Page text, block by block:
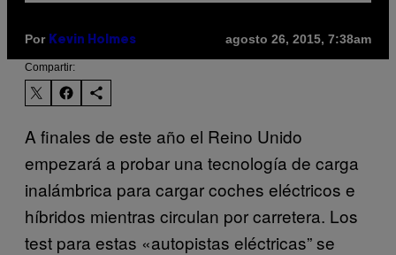
Por Kevin Holmes agosto 26, 2015, 7:38am
Compartir:
A finales de este año el Reino Unido
empezará a probar una tecnología de carga
inalámbrica para cargar coches eléctricos e
híbridos mientras circulan por carretera. Los
test para estas «autopistas eléctricas” se